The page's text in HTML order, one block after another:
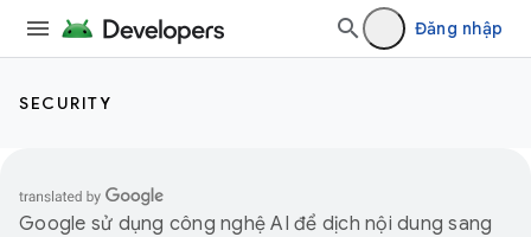
Đăng nhập
SECURITY
Google sử dụng công nghệ AI để dịch nội dung sang